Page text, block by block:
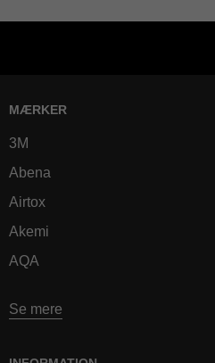
MÆRKER
3M
Abena
Airtox
Akemi
AQA
Se mere